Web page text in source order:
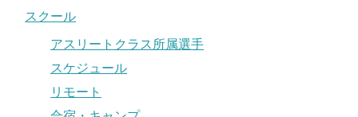
スクール
アスリートクラス所属選手
スケジュール
リモート